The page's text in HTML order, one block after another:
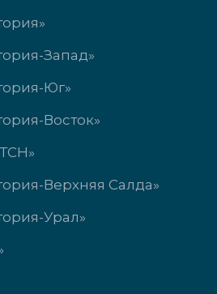
Запад»
Юг»
Восток»
Верхняя Салда»
Урал»